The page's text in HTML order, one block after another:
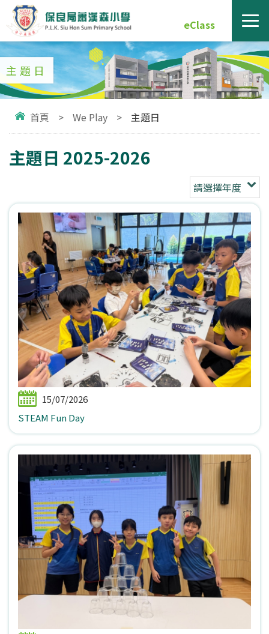
eClass
主題日
首頁 > We Play > 主題日
主題日 2025-2026
請選擇年度
15/07/2026
STEAM Fun Day